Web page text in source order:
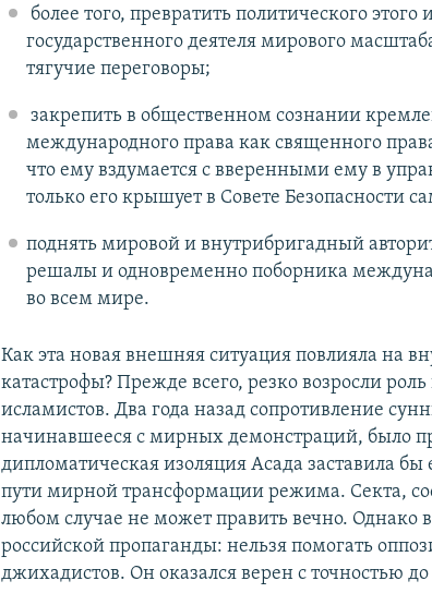
более того, превратить политического этого
государственного деятеля мирового
тягучие переговоры;
закрепить в общественном сознании
международного права как священного
что ему вздумается с вверенными ему в
только его крышует в Совете Безопасности
поднять мировой и внутрибригадный
решалы и одновременно поборника
во всем мире.
Как эта новая внешняя ситуация повлияла на
катастрофы? Прежде всего, резко возросли
исламистов. Два года назад сопротивление
начинавшееся с мирных демонстраций, было
дипломатическая изоляция Асада заставила
пути мирной трансформации режима. Cекта,
любом случае не может править вечно. Однако
российской пропаганды: нельзя помогать
джихадистов. Он оказался верен с точностью до